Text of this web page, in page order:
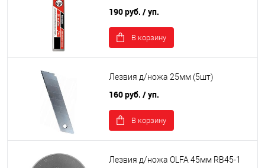
190 руб. / уп.
В корзину
Лезвия д/ножа 25мм (5шт)
160 руб. / уп.
В корзину
Лезвия д/ножа OLFA 45мм RB45-1